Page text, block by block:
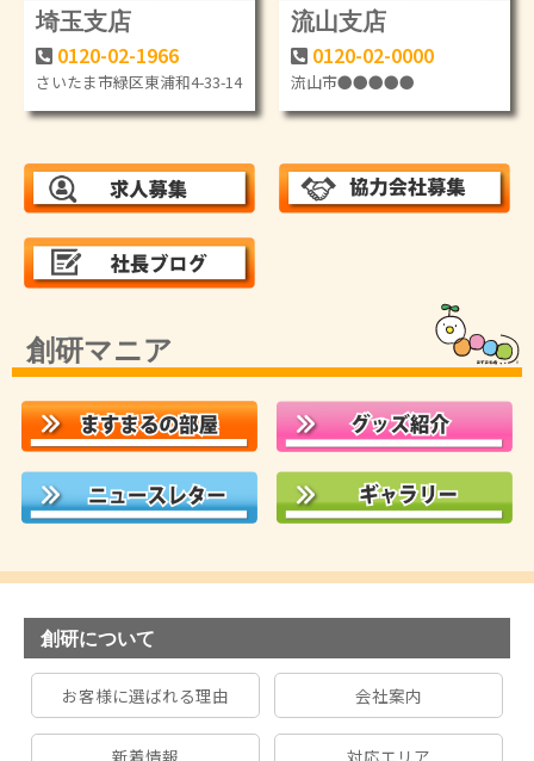
埼玉支店
0120-02-1966
さいたま市緑区東浦和4-33-14
流山支店
0120-02-0000
流山市●●●●●
創研マニア
創研について
お客様に選ばれる理由 会社案内
新着情報 対応エリア